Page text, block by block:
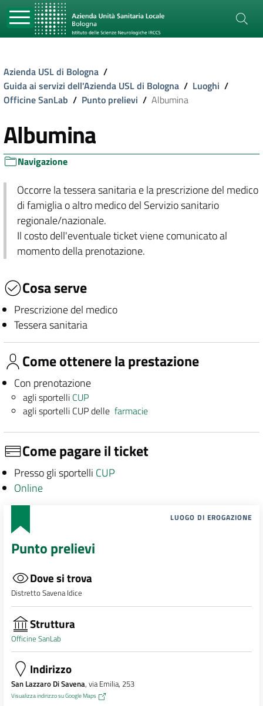
Azienda USL di Bologna /
Guida ai servizi dell'Azienda USL di Bologna / Luoghi /
Officine SanLab / Punto prelievi / Albumina
Albumina
Navigazione
Occorre la tessera sanitaria e la prescrizione del medico
di famiglia o altro medico del Servizio sanitario
regionale/nazionale.
Il costo dell'eventuale ticket viene comunicato al
momento della prenotazione.
Cosa serve
Prescrizione del medico
Tessera sanitaria
Come ottenere la prestazione
Con prenotazione
agli sportelli CUP
agli sportelli CUP dellefarmacie
Come pagare il ticket
Presso gli sportelli CUP
Online
LUOGO DI EROGAZIONE
Punto prelievi
Dove si trova
Distretto Savena Idice
Struttura
Officine SanLab
Indirizzo
San Lazzaro Di Savena, via Emilia, 253
Visualizza indirizzo su Google Maps